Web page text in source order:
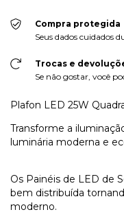
Compra protegida
Seus dados cuidados
Trocas e
Se não gostar, você
Plafon LED 25W
Transforme a
luminária moderna e
Os Painéis de LED de
bem distribuída
moderno.